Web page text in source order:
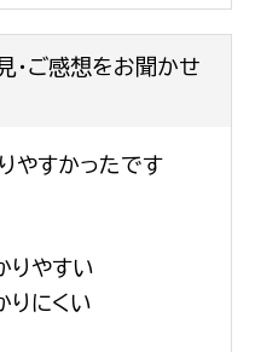
・ご感想をお聞かせ
やすかったです
りやすい
りにくい